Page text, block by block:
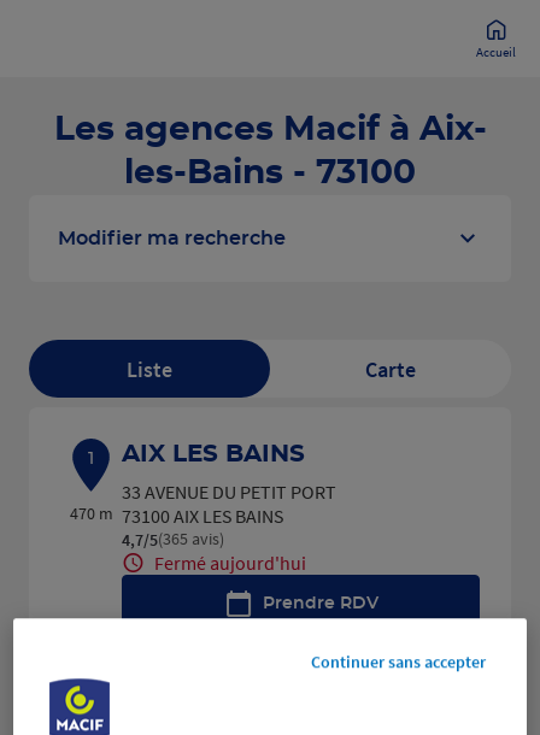
Accueil
Les agences Macif à Aix-
les-Bains - 73100
Modifier ma recherche
Liste Carte
1
470 m
AIX LES BAINS
33 AVENUE DU PETIT PORT
73100 AIX LES BAINS
4,7/5Note de 4.7 sur 5
(365 avis)
Fermé aujourd'hui
Prendre RDV
Voir plus
Continuer sans accepter